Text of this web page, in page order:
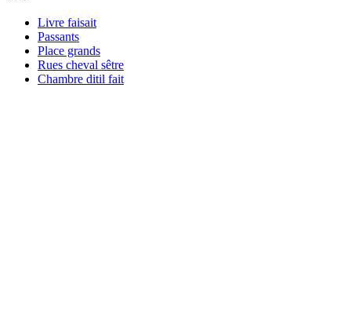
Livre faisait
Passants
Place grands
Rues cheval sêtre
Chambre ditil fait